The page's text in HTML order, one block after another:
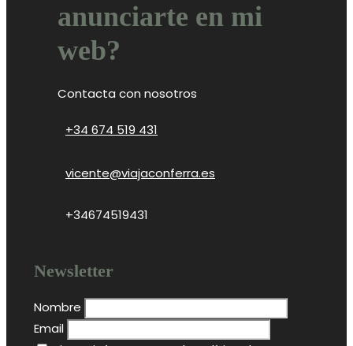
anunciarte en mi
web?
Contacta con nosotros
+34 674 519 431
vicente@viajaconferra.es
+34674519431
Newsletter
Nombre
Email